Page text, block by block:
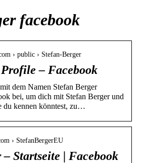
facebook
› public › Stefan-Berger
– Facebook
dem Namen Stefan Berger
bei, um dich mit Stefan Berger und
du kennen könntest, zu…
› StefanBergerEU
Startseite | Facebook